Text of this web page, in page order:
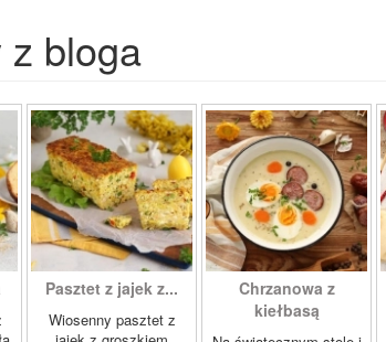
z bloga
Pasztet z jajek z...
Wiosenny pasztet z
Chrzanowa z
kiełbasą